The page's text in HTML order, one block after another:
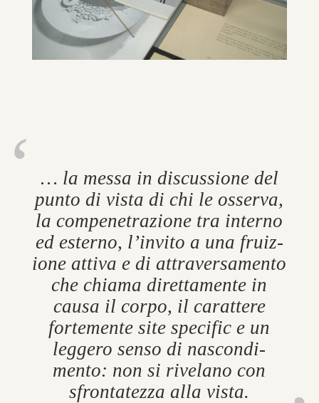
… la messa in dis­cus­sione del
punto di vista di chi le os­serva,
la com­pen­et­razione tra in­terno
ed es­terno, l’in­vito a una fruiz­
ione at­tiva e di at­tra­ver­samento
che chiama direttamente in
causa il corpo, il car­attere
forte­mente site spe­cific e un
leg­gero senso di nas­con­di­
mento: non si rivelano con
sfront­atezza alla vista.